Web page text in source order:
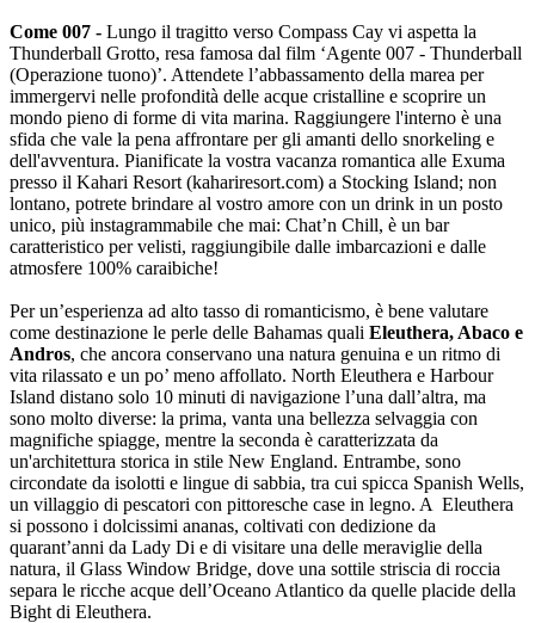
Come 007 - Lungo il tragitto verso Compass Cay vi aspetta la
Thunderball Grotto, resa famosa dal film ‘Agente 007 - Thunderball
(Operazione tuono)’. Attendete l’abbassamento della marea per
immergervi nelle profondità delle acque cristalline e scoprire un
mondo pieno di forme di vita marina. Raggiungere l'interno è una
sfida che vale la pena affrontare per gli amanti dello snorkeling e
dell'avventura. Pianificate la vostra vacanza romantica alle Exuma
presso il Kahari Resort (kahariresort.com) a Stocking Island; non
lontano, potrete brindare al vostro amore con un drink in un posto
unico, più instagrammabile che mai: Chat’n Chill, è un bar
caratteristico per velisti, raggiungibile dalle imbarcazioni e dalle
atmosfere 100% caraibiche!
Per un’esperienza ad alto tasso di romanticismo, è bene valutare
come destinazione le perle delle Bahamas quali Eleuthera, Abaco e
Andros, che ancora conservano una natura genuina e un ritmo di
vita rilassato e un po’ meno affollato. North Eleuthera e Harbour
Island distano solo 10 minuti di navigazione l’una dall’altra, ma
sono molto diverse: la prima, vanta una bellezza selvaggia con
magnifiche spiagge, mentre la seconda è caratterizzata da
un'architettura storica in stile New England. Entrambe, sono
circondate da isolotti e lingue di sabbia, tra cui spicca Spanish Wells,
un villaggio di pescatori con pittoresche case in legno. A Eleuthera
si possono i dolcissimi ananas, coltivati con dedizione da
quarant’anni da Lady Di e di visitare una delle meraviglie della
natura, il Glass Window Bridge, dove una sottile striscia di roccia
separa le ricche acque dell’Oceano Atlantico da quelle placide della
Bight di Eleuthera.